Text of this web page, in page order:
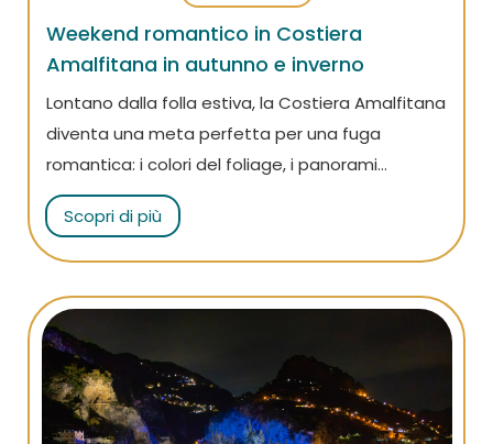
Weekend romantico in Costiera
Amalfitana in autunno e inverno
Lontano dalla folla estiva, la Costiera Amalfitana
diventa una meta perfetta per una fuga
romantica: i colori del foliage, i panorami
silenziosi e un’atmosfera intima sono tra i
vantaggi dell’autunno e dell’inverno. Se vuoi
organizzare un weekend con la tua dolce metà
suggerimenti per farlo al meglio.
Scopri di più